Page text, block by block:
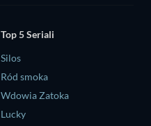
Top 5 Seriali
Silos
Ród smoka
Wdowia Zatoka
Lucky